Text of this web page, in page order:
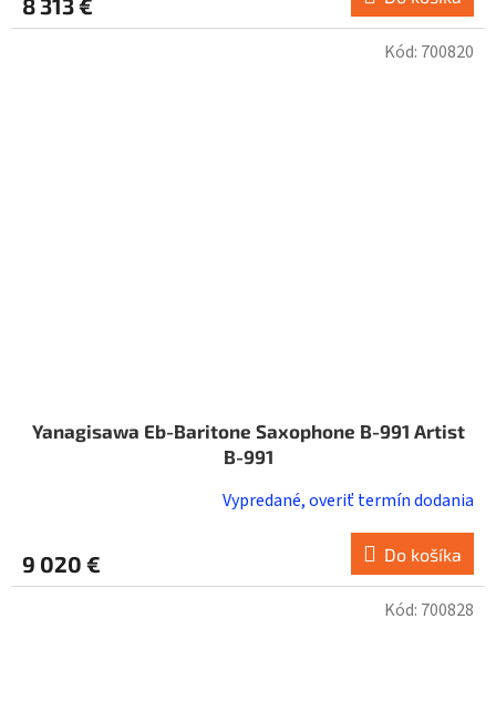
8 313 €
Yanagisawa Eb-Baritone Saxophone B-991 Artist
B-991
Vypredané, overiť termín dodania
9 020 € Do košíka
Kód: 700820
Kód: 700828